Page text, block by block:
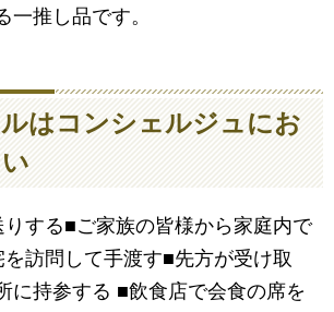
一推し品です。
はコンシェルジュにお
する■ご家族の皆様から家庭内で
訪問して手渡す■先方が受け取
に持参する ■飲食店で会食の席を